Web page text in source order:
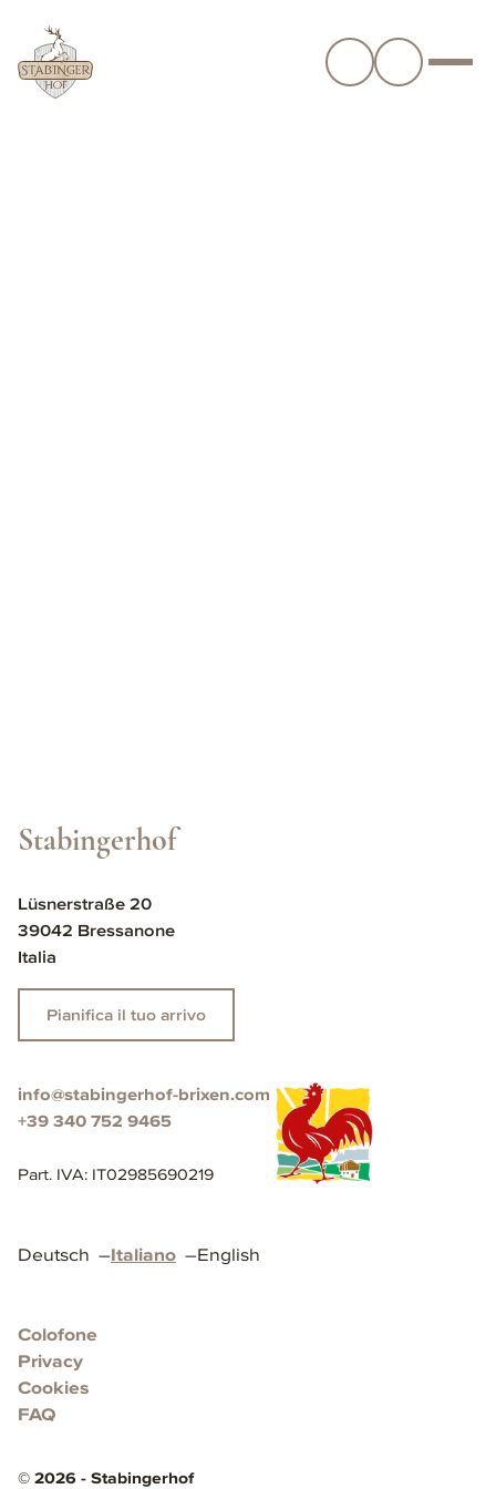
Stabingerhof
Lüsnerstraße 20
39042 Bressanone
Italia
Pianifica il tuo arrivo
info@stabingerhof-brixen.com
+39 340 752 9465
Part. IVA: IT02985690219
Deutsch –Italiano –English
Colofone
Privacy
Cookies
FAQ
©2026 -Stabingerhof